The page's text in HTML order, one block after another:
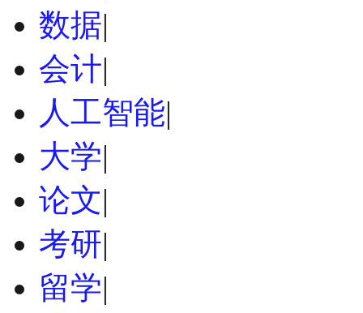
数据|
会计|
人工智能|
大学|
论文|
考研|
留学|